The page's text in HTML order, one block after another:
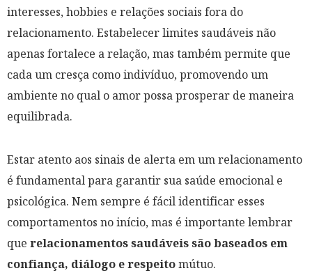
interesses, hobbies e relações sociais fora do
relacionamento. Estabelecer limites saudáveis não
apenas fortalece a relação, mas também permite que
cada um cresça como indivíduo, promovendo um
ambiente no qual o amor possa prosperar de maneira
equilibrada.
Estar atento aos sinais de alerta em um relacionamento
é fundamental para garantir sua saúde emocional e
psicológica. Nem sempre é fácil identificar esses
comportamentos no início, mas é importante lembrar
que relacionamentos saudáveis são baseados em
confiança, diálogo e respeitomútuo.